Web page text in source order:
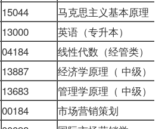
15044
马克思主义基本原理
13000 英语（专升本）
04184
线性代数（经管类）
13887
经济学原理（ 中级）
13683 管理学原理 （ 中级）
00184
市场营销策划